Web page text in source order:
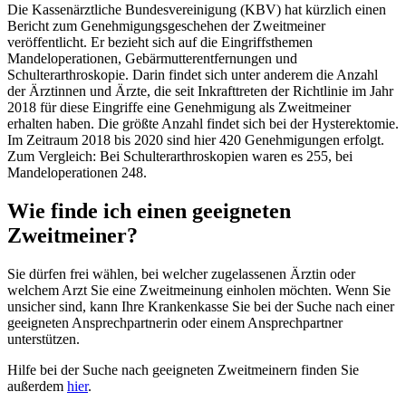
Die Kassenärztliche Bundesvereinigung (KBV) hat kürzlich einen
Bericht zum Genehmigungsgeschehen der Zweitmeiner
veröffentlicht. Er bezieht sich auf die Eingriffsthemen
Mandeloperationen, Gebärmutterentfernungen und
Schulterarthroskopie. Darin findet sich unter anderem die Anzahl
der Ärztinnen und Ärzte, die seit Inkrafttreten der Richtlinie im Jahr
2018 für diese Eingriffe eine Genehmigung als Zweitmeiner
erhalten haben. Die größte Anzahl findet sich bei der Hysterektomie.
Im Zeitraum 2018 bis 2020 sind hier 420 Genehmigungen erfolgt.
Zum Vergleich: Bei Schulterarthroskopien waren es 255, bei
Mandeloperationen 248.
Wie finde ich einen geeigneten
Zweitmeiner?
Sie dürfen frei wählen, bei welcher zugelassenen Ärztin oder
welchem Arzt Sie eine Zweitmeinung einholen möchten. Wenn Sie
unsicher sind, kann Ihre Krankenkasse Sie bei der Suche nach einer
geeigneten Ansprechpartnerin oder einem Ansprechpartner
unterstützen.
Hilfe bei der Suche nach geeigneten Zweitmeinern finden Sie
außerdem hier.